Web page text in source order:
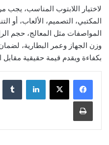
لاختيار اللابتوب المناسب، يجب
المكتبي، التصميم، الألعاب، أو
المواصفات مثل المعالج، حجم
وزن الجهاز وعمر البطارية،
بكفاءة ويقدم قيمة حقيقية مقابل
لينكدإن
طباعة